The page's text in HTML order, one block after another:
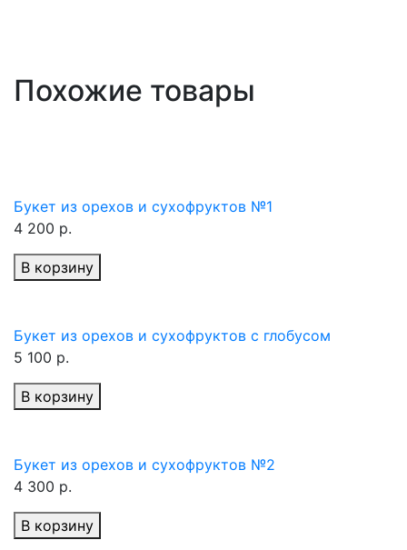
Похожие товары
Букет из орехов и сухофруктов №1
4 200 р.
В корзину
Букет из орехов и сухофруктов с глобусом
5 100 р.
В корзину
Букет из орехов и сухофруктов №2
4 300 р.
В корзину